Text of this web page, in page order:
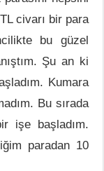
civarı bir para
bu güzel
Şu an ki
Kumara
Bu sırada
işe başladım.
paradan 10